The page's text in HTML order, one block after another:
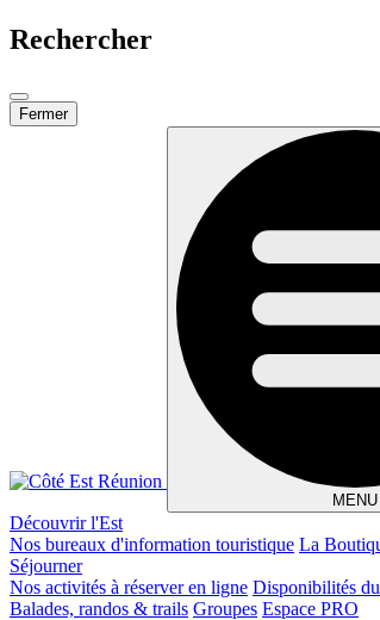
Rechercher
Fermer
MENU
Découvrir l'Est
Nos bureaux d'information touristique La
Séjourner
Nos activités à réserver en ligne Disponibilités
Balades, randos & trails Groupes Espace PRO